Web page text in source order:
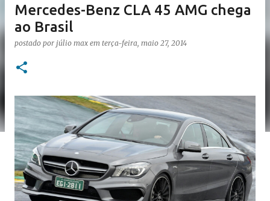
Mercedes-Benz CLA 45 AMG chega
ao Brasil
postado por júlio max em terça-feira, maio 27, 2014